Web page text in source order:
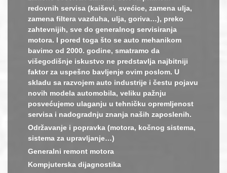
redovnih servisa (kaiševi, svećice, zamena ulja,
zamena filtera vazduha, ulja, goriva…), preko
zahtevnijih, sve do generalnog servisiranja
motora. I pored toga što se auto mehanikom
bavimo od 2000. godine, smatramo da
višegodišnje iskustvo ne predstavlja najbitniji
faktor za uspešno bavljenje ovim poslom. U
skladu sa razvojem auto industrije i čestu pojavu
novih modela automobila, veliku pažnju
posvećujemo ulaganju u tehničku opremljenost
servisa i nadogradnju znanja naših zaposlenih.
Održavanje i popravka (motora, kočnog sistema,
sistema za upravljanje…)
Generalni remont motora
Kompjuterska dijagnostika